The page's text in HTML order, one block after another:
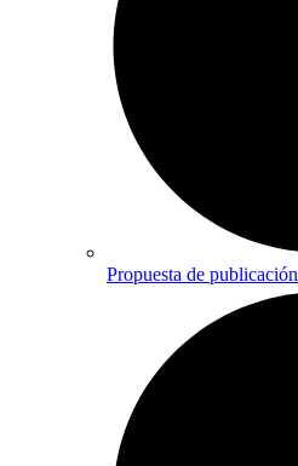
Propuesta de publicación